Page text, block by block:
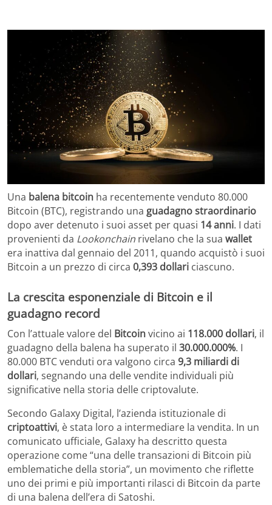
Una balena bitcoin ha recentemente venduto 80.000
Bitcoin (BTC), registrando una guadagno straordinario
dopo aver detenuto i suoi asset per quasi 14 anni. I dati
provenienti da Lookonchain rivelano che la sua wallet
era inattiva dal gennaio del 2011, quando acquistò i suoi
Bitcoin a un prezzo di circa 0,393 dollari ciascuno.
La crescita esponenziale di Bitcoin e il
guadagno record
Con l’attuale valore del Bitcoinvicino ai 118.000 dollari, il
guadagno della balena ha superato il 30.000.000%. I
80.000 BTC venduti ora valgono circa 9,3 miliardi di
dollari, segnando una delle vendite individuali più
significative nella storia delle criptovalute.
Secondo Galaxy Digital, l’azienda istituzionale di
criptoattivi, è stata loro a intermediare la vendita. In un
comunicato ufficiale, Galaxy ha descritto questa
operazione come “una delle transazioni di Bitcoin più
emblematiche della storia”, un movimento che riflette
uno dei primi e più importanti rilasci di Bitcoin da parte
di una balena dell’era di Satoshi.